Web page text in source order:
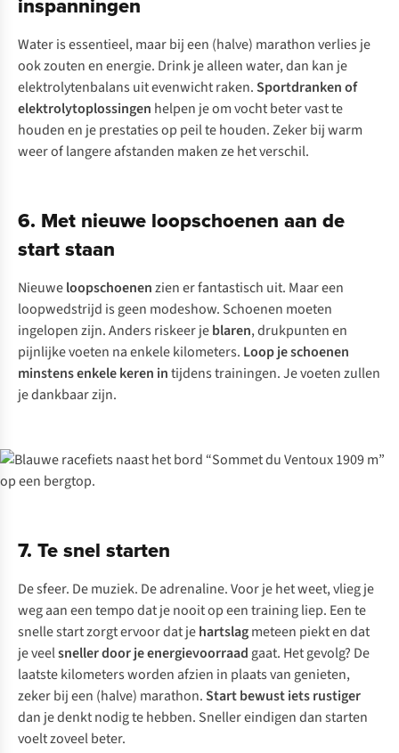
Water is essentieel, maar bij een (halve) marathon verlies je
ook zouten en energie. Drink je alleen water, dan kan je
elektrolytenbalans uit evenwicht raken.Sportdrankenof
elektrolytoplossingen helpen je om vocht beter vast te
houden en je prestaties op peil te houden. Zeker bij warm
weer of langere afstanden maken ze het verschil.
6. Met nieuwe loopschoenen aan de
start staan
Nieuweloopschoenenzien er fantastisch uit. Maar een
loopwedstrijd is geen modeshow. Schoenen moeten
ingelopen zijn. Anders riskeer jeblaren, drukpunten en
pijnlijke voeten na enkele kilometers. Loop je schoenen
minstens enkele keren intijdens trainingen. Je voeten zullen
je dankbaar zijn.
7. Te snel starten
De sfeer. De muziek. De adrenaline. Voor je het weet, vlieg je
weg aan een tempo dat je nooit op een training liep. Een te
snelle start zorgt ervoor dat jehartslagmeteen piekt en dat
je veelsneller door je energievoorraad gaat. Het gevolg? De
laatste kilometers worden afzien in plaats van genieten,
zeker bij een (halve) marathon.Start bewust iets rustiger
dan je denkt nodig te hebben. Sneller eindigen dan starten
voelt zoveel beter.